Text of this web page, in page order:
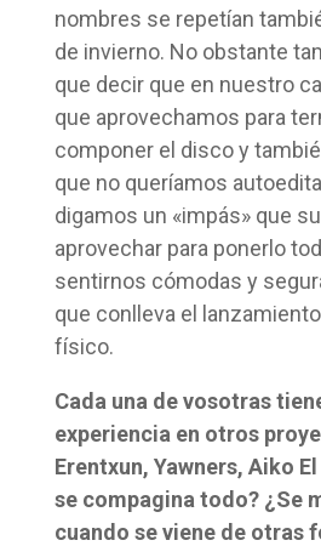
nombres se repetían
de invierno. No obstante
que decir que en nuestro
que aprovechamos para
componer el disco y
que no queríamos
digamos un «impás» que
aprovechar para ponerlo
sentirnos cómodas y
que conlleva el
físico.
Cada una de vosotras
experiencia en otros
Erentxun, Yawners, Aiko
se compagina todo? ¿Se
cuando se viene de otras